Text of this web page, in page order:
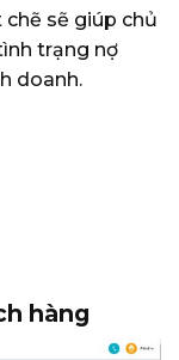
sẽ giúp chủ
trạng nợ
doanh.
hàng